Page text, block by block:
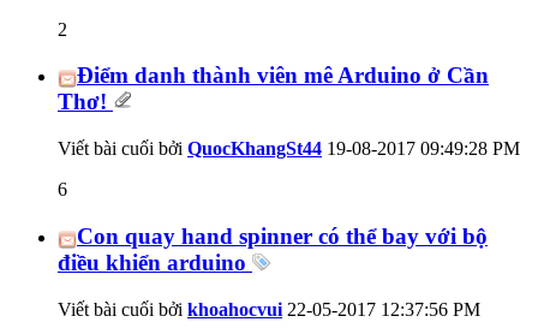
2
Điểm danh thành viên mê Arduino ở Cần
Thơ!
Viết bài cuối bởi QuocKhangSt44 19-08-2017 09:49:28 PM
6
Con quay hand spinner có thể bay với bộ
điều khiển arduino
Viết bài cuối bởi khoahocvui 22-05-2017 12:37:56 PM